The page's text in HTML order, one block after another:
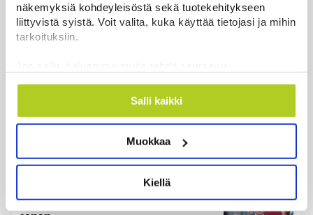
näkemyksiä kohdeyleisöstä sekä tuotekehitykseen
liittyvistä syistä. Voit valita, kuka käyttää tietojasi ja mihin
tarkoituksiin.
Kerätä tietoja maantieteellisestä sijainnistasi,
mahdollisesti muutaman metrin tarkkuudella
ominaispiirteitä aktiivisesti (sormenjäljen
Lue lisää siitä, miten henkilötietojasi käsitellään ja miten
suostumustasi tai peruuttaa sen milloin vain
evästeilmoituksessa.
Salli kaikki
Muokkaa
Kiellä
Suomen ensimmäiset afrikkalaisen sikaruton
tapaukset vahvistettiin EU-laboratoriossa
Uutiset | 10.8.2026 13:52
Kesän kohu kirvoitti kuukauden